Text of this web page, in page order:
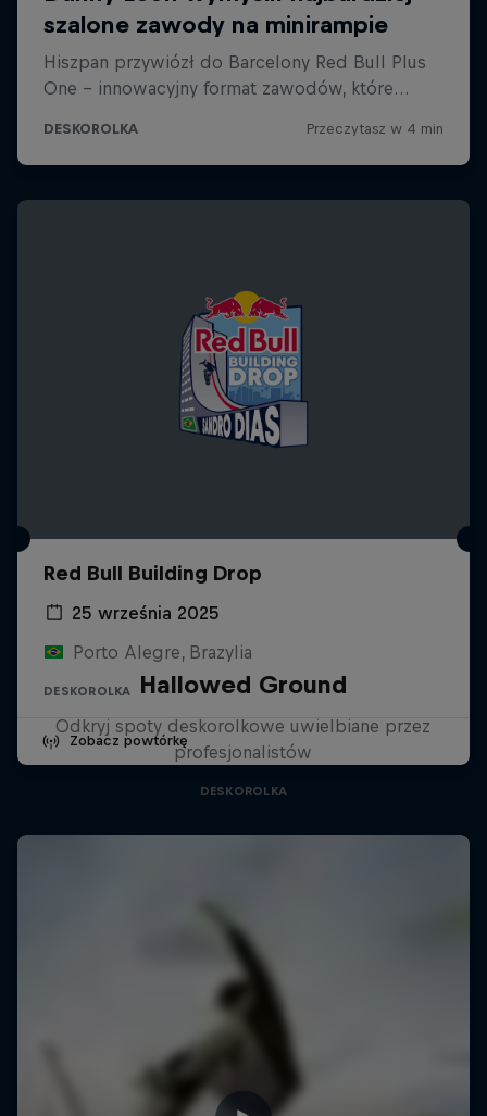
Red Bull Building Drop
25 września 2025
Porto Alegre, Brazylia
DESKOROLKA
Zobacz powtórkę
Hallowed Ground
Odkryj spoty deskorolkowe uwielbiane przez
profesjonalistów
DESKOROLKA